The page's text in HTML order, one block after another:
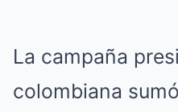
La campaña
colombiana